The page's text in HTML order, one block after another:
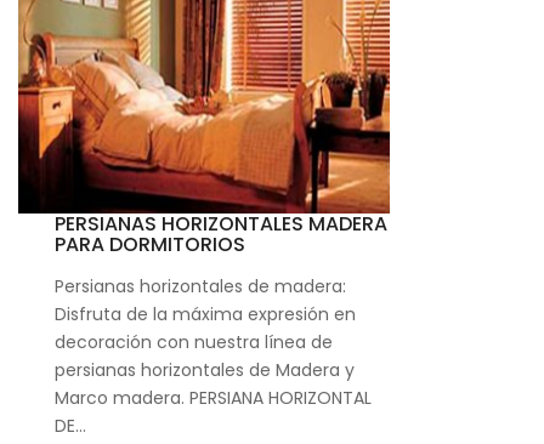
PERSIANAS HORIZONTALES MADERA
PARA DORMITORIOS
Persianas horizontales de madera:
Disfruta de la máxima expresión en
decoración con nuestra línea de
persianas horizontales de Madera y
Marco madera. PERSIANA HORIZONTAL
DE…